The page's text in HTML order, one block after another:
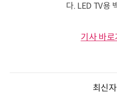
다. LED TV용
기사 바로
최신